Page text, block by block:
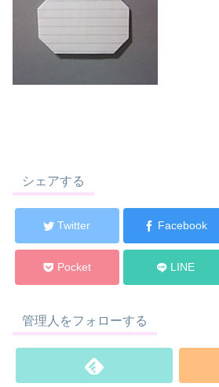
シェアする
Twitter Facebook
Pocket LINE
管理人をフォローする